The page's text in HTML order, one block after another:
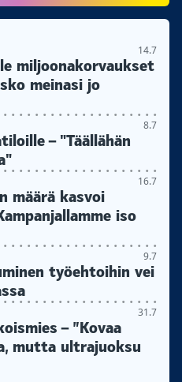
14.7
miljoonakorvaukset
meinasi jo
8.7
– "Täällähän
16.7
määrä kasvoi
iso
9.7
työehtoihin vei
31.7
– ”Kovaa
mutta ultrajuoksu